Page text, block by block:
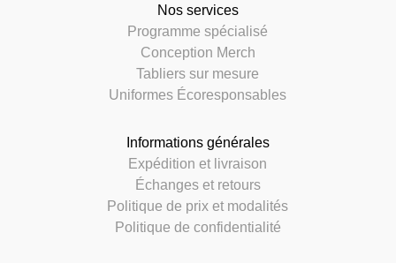
Nos services
Programme spécialisé
Conception Merch
Tabliers sur mesure
Uniformes Écoresponsables
Informations générales
Expédition et livraison
Échanges et retours
Politique de prix et modalités
Politique de confidentialité